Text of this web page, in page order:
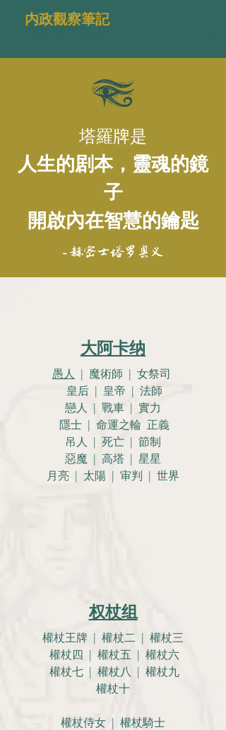
内政觀察筆記
塔羅牌是
人生的剧本，靈魂的鏡
子
開啟內在智慧的鑰匙
- 赫密士塔罗奥义
大阿卡纳
愚人 | 魔術師 | 女祭司
皇后 | 皇帝 | 法師
戀人 | 戰車 | 實力
隱士 | 命運之輪 正義
吊人 | 死亡 | 節制
惡魔 | 高塔 | 星星
月亮 | 太陽 | 审判 | 世界
权杖组
權杖王牌 | 權杖二 | 權杖三
權杖四 | 權杖五 | 權杖六
權杖七 | 權杖八 | 權杖九
權杖十
權杖侍女 | 權杖騎士